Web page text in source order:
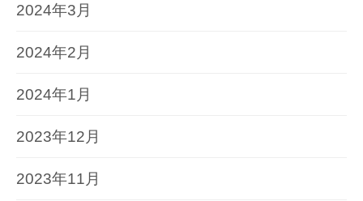
2024年3月
2024年2月
2024年1月
2023年12月
2023年11月